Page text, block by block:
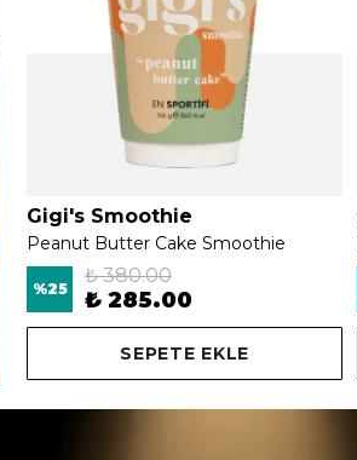
Gigi's Smoothie
Peanut Butter Cake Smoothie
%25
₺ 380.00
₺ 285.00
SEPETE EKLE